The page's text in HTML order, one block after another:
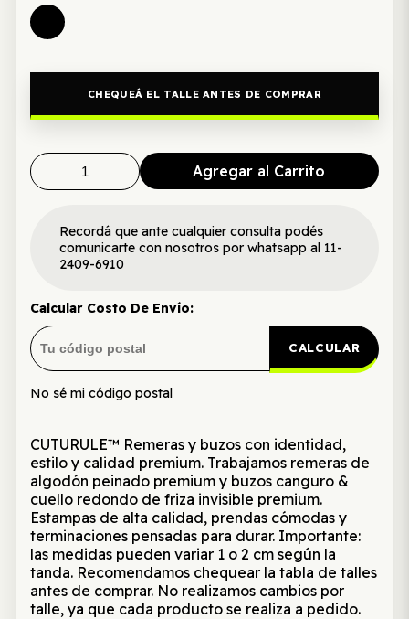
CHEQUEÁ EL TALLE ANTES DE COMPRAR
Agregar al Carrito
Recordá que ante cualquier consulta podés
comunicarte con nosotros por whatsapp al 11-
2409-6910
Calcular Costo De Envío:
CALCULAR
No sé mi código postal
CUTURULE™ Remeras y buzos con identidad,
estilo y calidad premium. Trabajamos remeras de
algodón peinado premium y buzos canguro &
cuello redondo de friza invisible premium.
Estampas de alta calidad, prendas cómodas y
terminaciones pensadas para durar. Importante:
las medidas pueden variar 1 o 2 cm según la
tanda. Recomendamos chequear la tabla de talles
antes de comprar. No realizamos cambios por
talle, ya que cada producto se realiza a pedido.